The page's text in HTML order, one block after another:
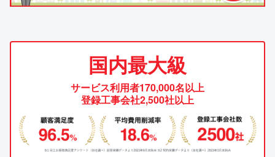
国内最大級
サービス利用者170,000名以上
登録工事会社2,500社以上